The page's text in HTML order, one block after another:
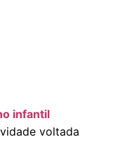
infantil
voltada